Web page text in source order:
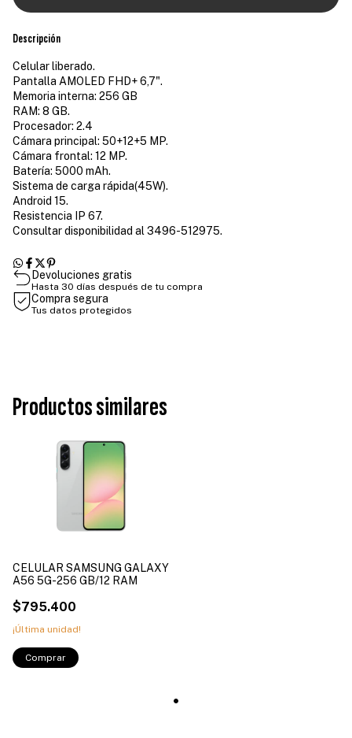
Descripción
Celular liberado.
Pantalla AMOLED FHD+ 6,7".
Memoria interna: 256 GB
RAM: 8 GB.
Procesador: 2.4
Cámara principal: 50+12+5 MP.
Cámara frontal: 12 MP.
Batería: 5000 mAh.
Sistema de carga rápida(45W).
Android 15.
Resistencia IP 67.
Consultar disponibilidad al 3496-512975.
Devoluciones gratis
Hasta 30 días después de tu compra
Compra segura
Tus datos protegidos
Productos similares
CELULAR SAMSUNG GALAXY
A56 5G-256 GB/12 RAM
$795.400
¡Última unidad!